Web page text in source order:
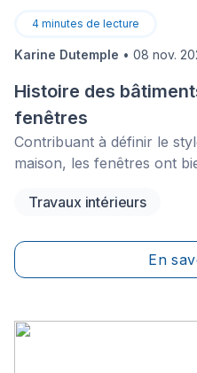
4 minutes de lecture
Karine Dutemple • 08 nov.
Histoire des
fenêtres
Contribuant à définir le
maison, les fenêtres ont
contact avec l’extérieur
Travaux intérieurs
En